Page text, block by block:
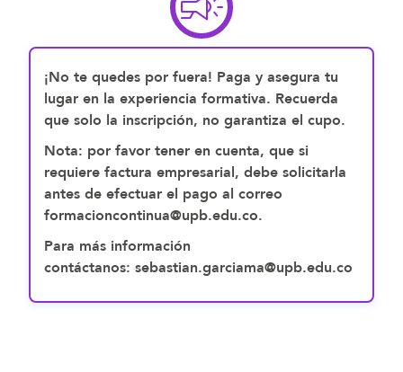
¡No te quedes por fuera! Paga y asegura tu
lugar en la experiencia formativa. Recuerda
que solo la inscripción, no garantiza el cupo.
Nota: por favor tener en cuenta, que si
requiere factura empresarial, debe solicitarla
antes de efectuar el pago al correo
formacioncontinua@upb.edu.co.
Para más información
contáctanos: sebastian.garciama@upb.edu.co